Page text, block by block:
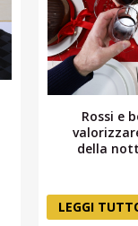
Rossi e
della
LEGGI